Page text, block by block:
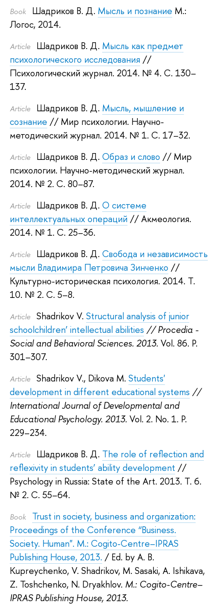
Book Шадриков В. Д. Мысль и познание М.:
Логос, 2014.
Article Шадриков В. Д. Мысль как предмет
психологического исследования //
Психологический журнал. 2014. № 4. С. 130–
137.
Article Шадриков В. Д. Мысль, мышление и
сознание // Мир психологии. Научно-
методический журнал. 2014. № 1. С. 17–32.
Article Шадриков В. Д. Образ и слово // Мир
психологии. Научно-методический журнал.
2014. № 2. С. 80–87.
Article Шадриков В. Д. О системе
интеллектуальных операций // Акмеология.
2014. № 1. С. 25–36.
Article Шадриков В. Д. Свобода и независимость
мысли Владимира Петровича Зинченко //
Культурно-историческая психология. 2014. Т.
10. № 2. С. 5–8.
Article Shadrikov V. Structural analysis of junior
schoolchildren’ intellectual abilities // Procedia -
Social and Behavioral Sciences. 2013. Vol. 86. P.
301–307.
Article Shadrikov V., Dikova M. Students'
development in different educational systems //
International Journal of Developmental and
Educational Psychology. 2013. Vol. 2. No. 1. P.
229–234.
Article Шадриков В. Д. The role of reflection and
reflexivity in students’ ability development //
Psychology in Russia: State of the Art. 2013. Т. 6.
№ 2. С. 55–64.
Book
Trust in soсiety, business and organization:
Proceedings of the Conference “Business.
Society. Human". M.: Cogito-Centre–IPRAS
Publishing House, 2013. / Ed. by A. B.
Kupreychenko, V. Shadrikov, M. Sasaki, A. Ishikava,
Z. Toshchenko, N. Dryakhlov. M.: Cogito-Centre–
IPRAS Publishing House, 2013.